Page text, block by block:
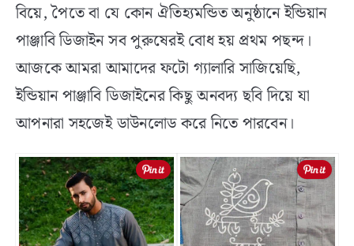
বিয়ে, পৈতে বা যে কোন ঐতিহ্যমন্ডিত অনুষ্ঠানে ইন্ডিয়ান
পাঞ্জাবি ডিজাইন সব পুরুষেরই বোধ হয় প্রথম পছন্দ।
আজকে আমরা আমাদের ফটো গ্যালারি সাজিয়েছি,
ইন্ডিয়ান পাঞ্জাবি ডিজাইনের কিছু অনবদ্য ছবি দিয়ে যা
আপনারা সহজেই ডাউনলোড করে নিতে পারবেন।